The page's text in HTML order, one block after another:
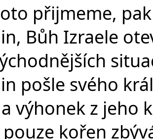
přijmeme,
Bůh Izraele
pošle svého
a výhonek z jeho
pouze kořen